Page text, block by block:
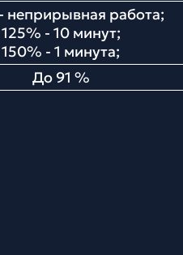
неприрывная работа;
125% - 10 минут;
150% - 1 минута;
До 91 %